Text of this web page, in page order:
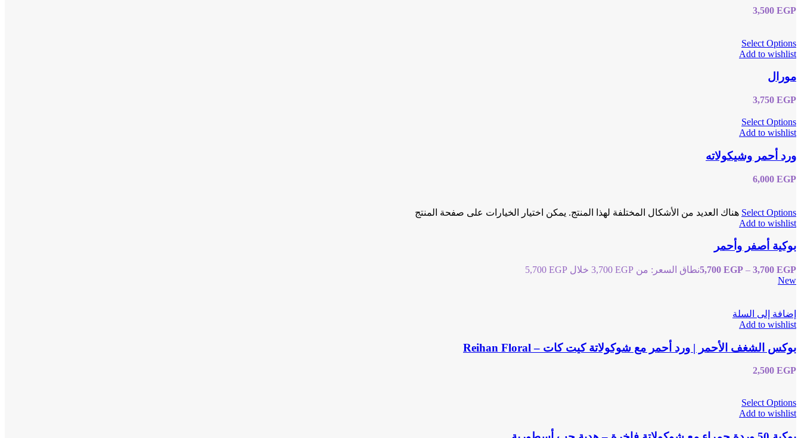
3,500 EGP
Select Options
Add to wishlist
مورال
3,750 EGP
Select Options
Add to wishlist
ورد أحمر وشيكولاته
6,000 EGP
Select Options هناك العديد من الأشكال المختلفة لهذا المنتج. يمكن اختيار الخيارات على صفحة المنتج
Add to wishlist
بوكية أصفر وأحمر
3,700 EGP
–
5,700 EGP
نطاق السعر: من ⁦3,700 EGP⁩ خلال ⁦5,700 EGP⁩
New
إضافة إلى السلة
Add to wishlist
بوكس الشغف الأحمر | ورد أحمر مع شوكولاتة كيت كات – Reihan Floral
2,500 EGP
Select Options
Add to wishlist